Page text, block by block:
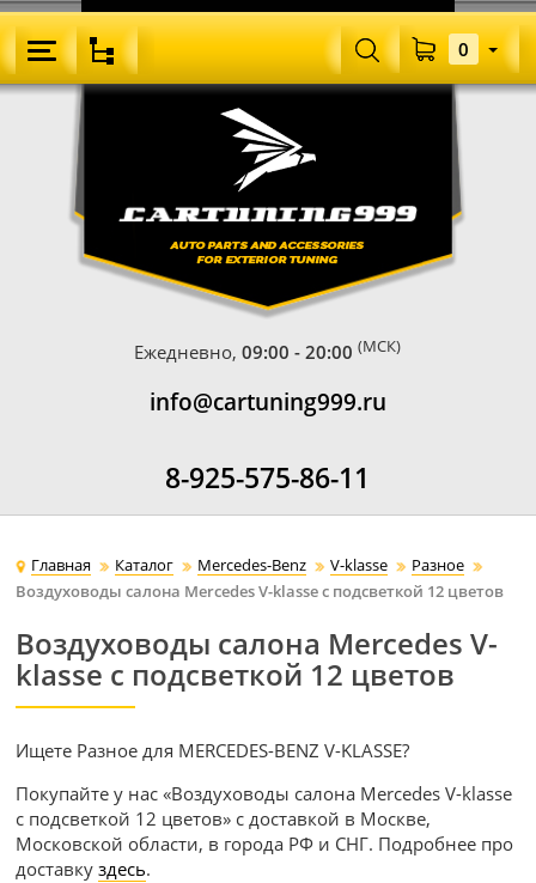
Ежедневно,09:00 - 20:00 (МСК)
info@cartuning999.ru
8-925-575-86-11
0
Главная Каталог Mercedes-Benz V-klasse
Разное
Воздуховоды салона Mercedes V-klasse с подсветкой 12 цветов
Воздуховоды салона Mercedes V-
klasse с подсветкой 12 цветов
Ищете Разное для MERCEDES-BENZ V-KLASSE?
Покупайте у нас «Воздуховоды салона Mercedes V-klasse
с подсветкой 12 цветов» с доставкой в Москве,
Московской области, в города РФ и СНГ. Подробнее про
доставкуздесь.